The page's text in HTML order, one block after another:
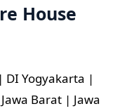
House
Yogyakarta |
Barat | Jawa